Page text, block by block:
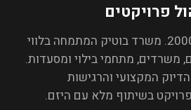
פרויקטים
החברה נוסדה בשנת 2000. משרד בוטיק המתמחה בלווי
משרדים, מתחמי בילוי ומסעדות.
המקצועי והרגישות
בשיתוף מלא עם היזם.